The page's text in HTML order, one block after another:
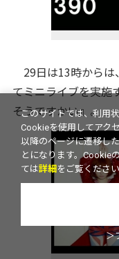
29日は13時からは
てミニライブを実施
そうですかい』。
このサイトでは、利用
Cookieを使用してアク
以降のページに遷移し
とになります。Cookie
ては詳細 をご覧くださ
＞